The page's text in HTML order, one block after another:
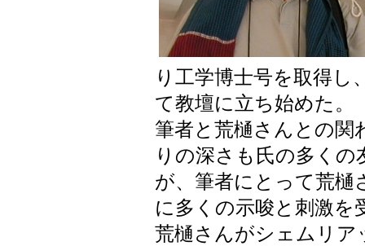
り工学博士号を取得し
て教壇に立ち始めた。
筆者と荒樋さんとの関
りの深さも氏の多く
が、筆者にとって荒
に多くの示唆と刺激を
荒樋さんがシェムリア